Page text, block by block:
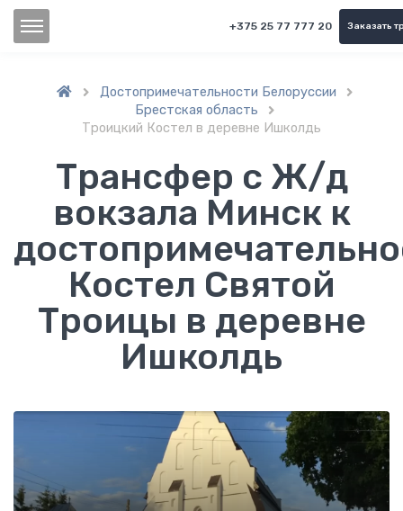
+375 25 77 777 20 Заказать
 Достопримечательности Белоруссии 
Брестская область 
Троицкий Костел в деревне Ишколдь
Трансфер с Ж/д
вокзала Минск к
Костел Святой
Троицы в деревне
Ишколдь